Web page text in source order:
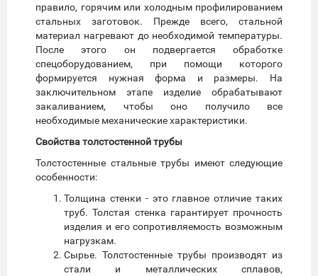
правило, горячим или холодным профилированием
стальных заготовок. Прежде всего, стальной
материал нагревают до необходимой температуры.
После этого он подвергается обработке
спецоборудованием, при помощи которого
формируется нужная форма и размеры. На
заключительном этапе изделие обрабатывают
закаливанием, чтобы оно получило все
необходимые механические характеристики.
Свойства толстостенной трубы
Толстостенные стальные трубы имеют следующие
особенности:
Толщина стенки - это главное отличие таких
труб. Толстая стенка гарантирует прочность
изделия и его сопротивляемость возможным
нагрузкам.
Сырье. Толстостенные трубы производят из
стали и металлических сплавов,